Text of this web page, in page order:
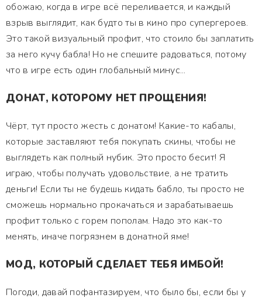
обожаю, когда в игре всё переливается, и каждый
взрыв выглядит, как будто ты в кино про супергероев.
Это такой визуальный профит, что стоило бы заплатить
за него кучу бабла! Но не спешите радоваться, потому
что в игре есть один глобальный минус...
ДОНАТ, КОТОРОМУ НЕТ ПРОЩЕНИЯ!
Чёрт, тут просто жесть с донатом! Какие-то кабалы,
которые заставляют тебя покупать скины, чтобы не
выглядеть как полный нубик. Это просто бесит! Я
играю, чтобы получать удовольствие, а не тратить
деньги! Если ты не будешь кидать бабло, ты просто не
сможешь нормально прокачаться и зарабатываешь
профит только с горем пополам. Надо это как-то
менять, иначе погрязнем в донатной яме!
МОД, КОТОРЫЙ СДЕЛАЕТ ТЕБЯ ИМБОЙ!
Погоди, давай пофантазируем, что было бы, если бы у